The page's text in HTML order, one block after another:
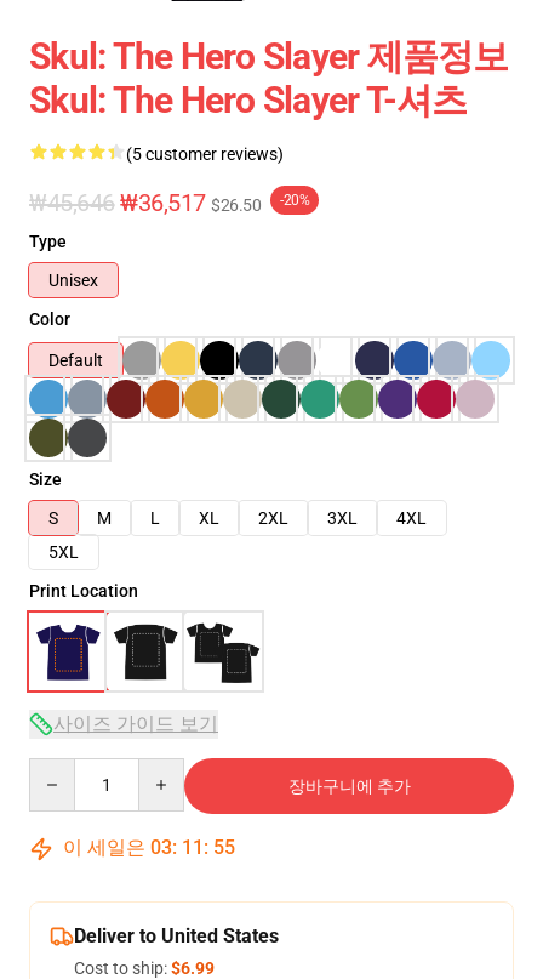
Skul: The Hero Slayer 제품정보
Skul: The Hero Slayer T-셔츠
(5 customer reviews)
₩45,646₩36,517 $26.50 -20%
Type
Unisex
Color
Default
Size
S
M L XL 2XL 3XL
4XL
5XL
Print Location
사이즈 가이드 보기
장바구니에 추가
이 세일은 03: 11 : 54
Deliver to United States
Cost to ship:$6.99